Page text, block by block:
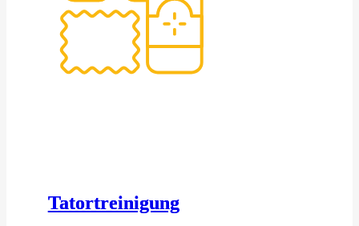
Tatortreinigung